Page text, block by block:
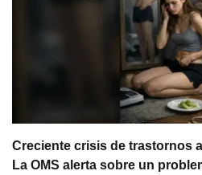
Creciente crisis de trastornos
La OMS alerta sobre un